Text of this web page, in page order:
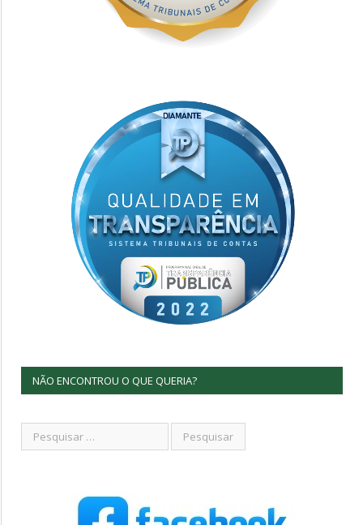
NÃO ENCONTROU O QUE QUERIA?